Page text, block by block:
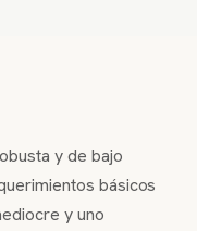
y de bajo
básicos
y uno